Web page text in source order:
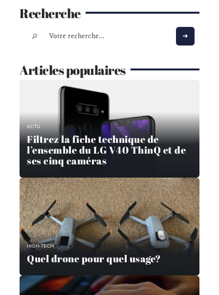
Recherche
Articles populaires
ACTU
Filtrez la fiche technique de
l’ensemble du LG V40 ThinQ et de
ses cinq caméras
HIGH-TECH
Quel drone pour quel usage?